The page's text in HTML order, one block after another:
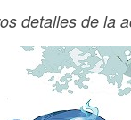
detalles de la